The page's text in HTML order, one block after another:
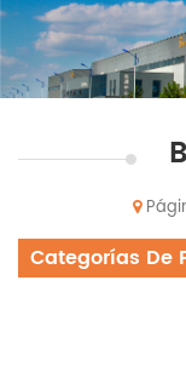
Categorías De